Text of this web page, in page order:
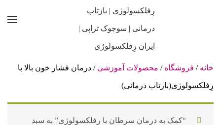
خانه / فروشگاه / محصولات آموزشی / درمان فشار خون بالا با
رِفلکسولوژی(بازتاب درمانی)
“کمک به درمان سرطان با رِفلکسولوژی” به سبد